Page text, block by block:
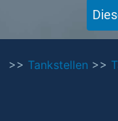
>> Tankstellen >>